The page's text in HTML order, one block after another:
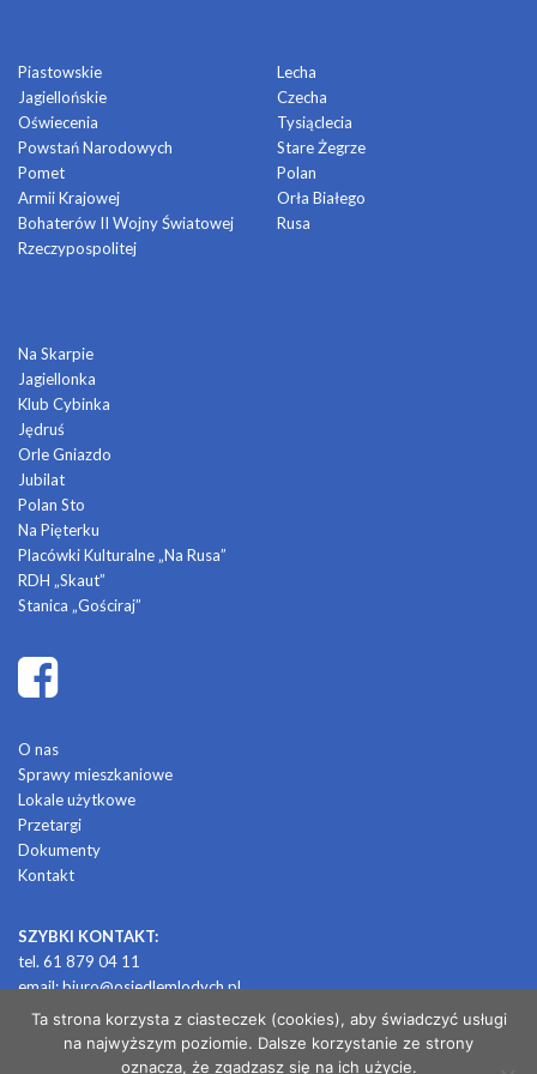
Piastowskie
Jagiellońskie
Oświecenia
Powstań Narodowych
Pomet
Armii Krajowej
Bohaterów II Wojny Światowej
Rzeczypospolitej
Lecha
Czecha
Tysiąclecia
Stare Żegrze
Polan
Orła Białego
Rusa
Na Skarpie
Jagiellonka
Klub Cybinka
Jędruś
Orle Gniazdo
Jubilat
Polan Sto
Na Pięterku
Placówki Kulturalne „Na Rusa”
RDH „Skaut”
Stanica „Gościraj”
O nas
Sprawy mieszkaniowe
Lokale użytkowe
Przetargi
Dokumenty
Kontakt
SZYBKI KONTAKT:
tel. 61 879 04 11
email:biuro@osiedlemlodych.pl
© 2026 OSIEDLE MŁODYCH
Ta strona korzysta z ciasteczek (cookies), aby świadczyć usługi
na najwyższym poziomie. Dalsze korzystanie ze strony
oznacza, że zgadzasz się na ich użycie.